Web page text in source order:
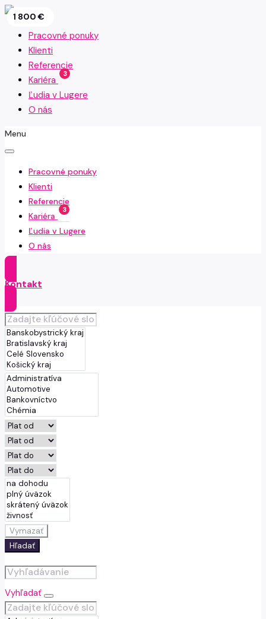
Pracovné ponuky
Klienti
Referencie
Kariéra
3
Ľudia v Lugere
O nás
Menu
Pracovné ponuky
Klienti
Referencie
Kariéra
3
Ľudia v Lugere
O nás
Kontakt
Vymazať
Hľadať
Vyhľadať
1 400 €
1 800 €
3 500 €
2 500 €
2 000 €
2 400 €
1 500 €
1 750 €
1 800 €